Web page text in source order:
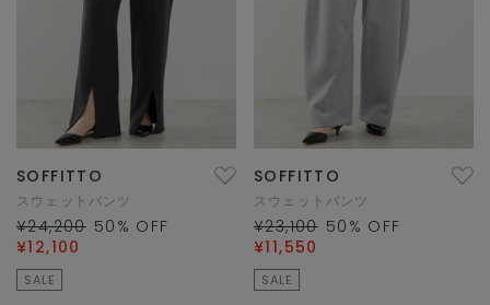
SOFFITTO
スウェットパンツ
¥24,200 50 % OFF
¥12,100
SALE
SOFFITTO
スウェットパンツ
¥23,100 50 % OFF
¥11,550
SALE